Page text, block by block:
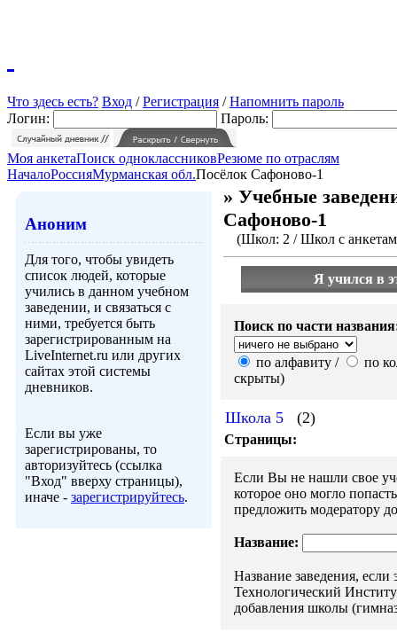
Что здесь есть? Вход /Регистрация /Напомнить пароль
Логин:
Пароль:
Моя анкетаПоиск одноклассниковРезюме по отраслям
НачалоРоссияМурманская обл.Посёлок Сафоново-1
Аноним
Для того, чтобы увидеть
список людей, которые
учились в данном учебном
заведении, и связаться с
ними, требуется быть
зарегистрированным на
LiveInternet.ru или других
сайтах этой системы
дневников.
Если вы уже
зарегистрированы, то
авторизуйтесь (ссылка
"Вход" вверху страницы),
иначе - зарегистрируйтесь.
» Учебные
Сафоново-1
(Школ: 2 / Школ с
Я учился в
Поиск по части
по алфавиту /
по
скрыты)
Школа 5 (2)
Страницы:
Если Вы не нашли свое
которое оно могло
предложить модератору
Название:
Название заведения,
Технологический
добавления школы